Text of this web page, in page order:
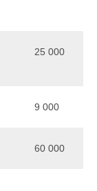
25 000
9 000
60 000